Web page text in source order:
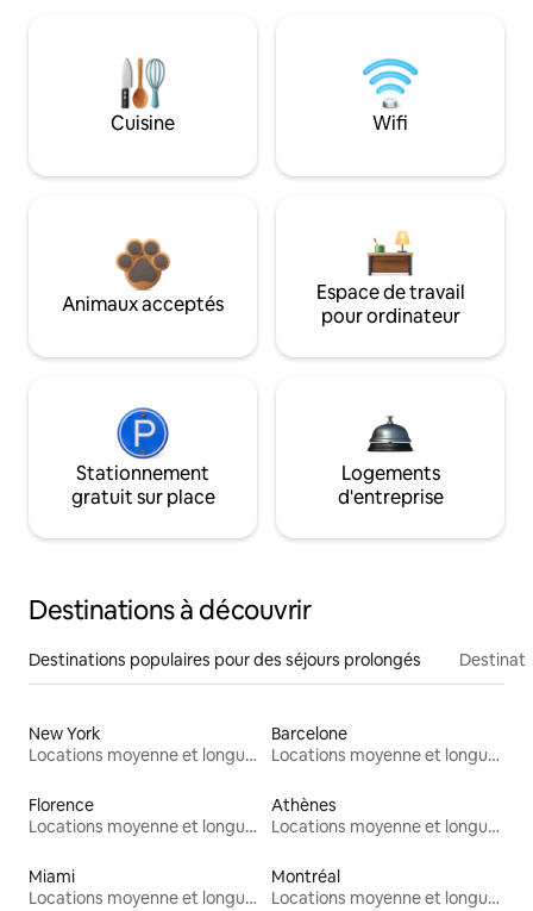
Cuisine Wifi
Animaux acceptés
Espace de travail
pour ordinateur
Stationnement
gratuit sur place
Logements
d'entreprise
Destinations à découvrir
Destinations populaires pour des séjours prolongés
New York
Locations moyenne et longue durée
Barcelone
Locations moyenne et longue durée
Florence
Locations moyenne et longue durée
Athènes
Locations moyenne et longue durée
Miami
Locations moyenne et longue durée
Montréal
Locations moyenne et longue durée